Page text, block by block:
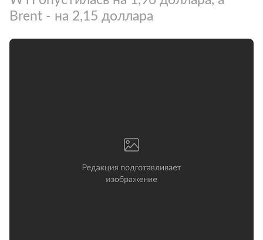
Brent - на 2,15 доллара